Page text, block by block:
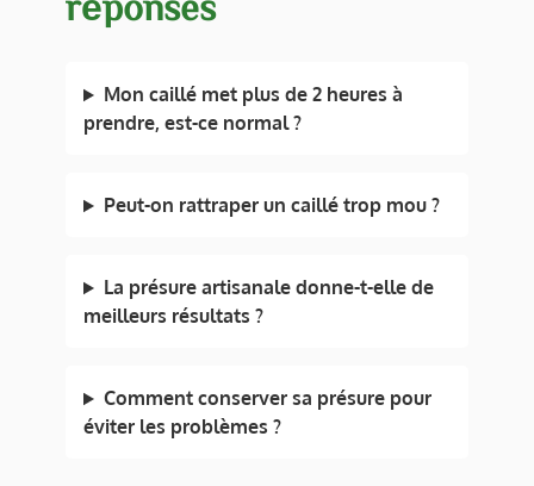
Mon caillé met plus de 2 heures à
prendre, est-ce normal ?
Peut-on rattraper un caillé trop mou ?
La présure artisanale donne-t-elle de
meilleurs résultats ?
Comment conserver sa présure pour
éviter les problèmes ?